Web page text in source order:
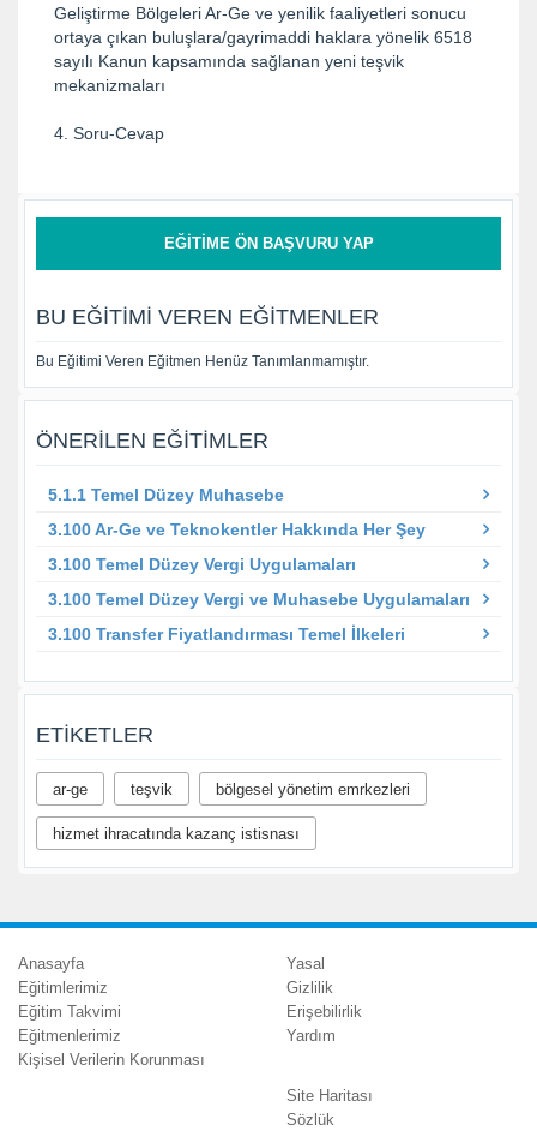
Geliştirme Bölgeleri Ar-Ge ve yenilik faaliyetleri sonucu
ortaya çıkan buluşlara/gayrimaddi haklara yönelik 6518
sayılı Kanun kapsamında sağlanan yeni teşvik
mekanizmaları
4. Soru-Cevap
EĞITIME ÖN BAŞVURU YAP
BU EĞITIMI VEREN EĞITMENLER
Bu Eğitimi Veren Eğitmen Henüz Tanımlanmamıştır.
ÖNERILEN EĞITIMLER
5.1.1 Temel Düzey Muhasebe
3.100 Ar-Ge ve Teknokentler Hakkında Her Şey
3.100 Temel Düzey Vergi Uygulamaları
3.100 Temel Düzey Vergi ve Muhasebe Uygulamaları
3.100 Transfer Fiyatlandırması Temel İlkeleri
ETIKETLER
ar-ge teşvik bölgesel yönetim emrkezleri
hizmet ihracatında kazanç istisnası
Anasayfa
Eğitimlerimiz
Eğitim Takvimi
Eğitmenlerimiz
Kişisel Verilerin Korunması
Yasal
Gizlilik
Erişebilirlik
Yardım
Site Haritası
Sözlük